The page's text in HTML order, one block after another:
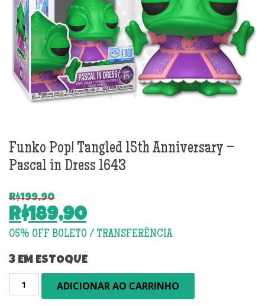
Funko Pop! Tangled 15th Anniversary –
Pascal in Dress 1643
R$199,90
O
preço
era:
R$199,90.
R$189,90
O
preço
atual
é:
R$189,90.
3 EM ESTOQUE
Funko
Pop!
ADICIONAR AO CARRINHO